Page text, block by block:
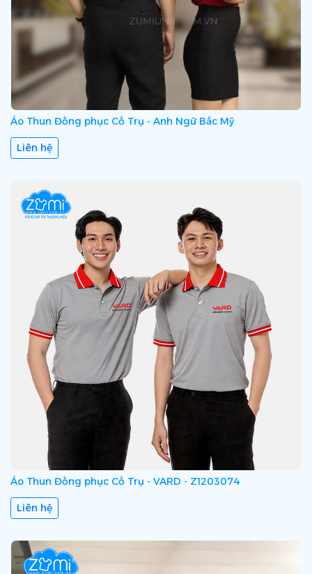
Áo Thun Đồng phục Cổ Trụ - Anh Ngữ Bắc Mỹ
Liên hệ
Áo Thun Đồng phục Cổ Trụ - VARD - Z1203074
Liên hệ